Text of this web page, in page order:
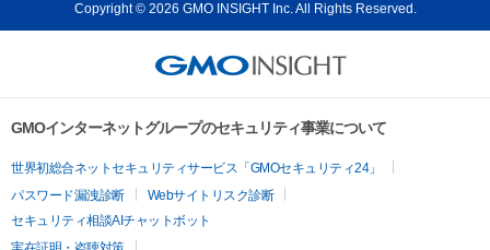
Copyright © 2026 GMO INSIGHT Inc. All Rights Reserved.
GMOインターネットグループのセキュリティ事業について
世界初総合ネットセキュリティサービス「GMOセキュリティ24」
パスワード漏洩診断
Webサイトリスク診断
セキュリティ相談AIチャットボット